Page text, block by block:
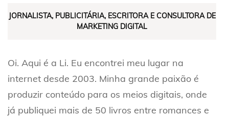
JORNALISTA, PUBLICITÁRIA, ESCRITORA E CONSULTORA DE
MARKETING DIGITAL
Oi. Aqui é a Li. Eu encontrei meu lugar na
internet desde 2003. Minha grande paixão é
produzir conteúdo para os meios digitais, onde
já publiquei mais de 50 livros entre romances e